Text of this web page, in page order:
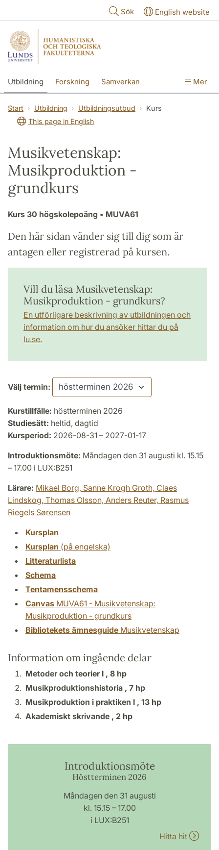
Sök English website
Utbildning Forskning Samverkan Mer
Start Utbildning Utbildningsutbud
Kurs
This page in English
Musikvetenskap:
Musikproduktion -
grundkurs
Kurs 30 högskolepoäng • MUVA61
Den här sidan vänder sig till dig som är
antagen eller registrerad på kursen.
Vill du läsa Musikvetenskap:
Musikproduktion - grundkurs?
En utförligare beskrivning av utbildningen och
information om hur du ansöker hittar du på
lu.se.
Välj termin:
Kurstillfälle: höstterminen 2026
Studiesätt: heltid, dagtid
Kursperiod: 2026-08-31 – 2027-01-17
Introduktionsmöte: Måndagen den 31 augusti kl. 15.15
– 17.00 i LUX:B251
Lärare: Mikael Borg, Sanne Krogh Groth, Claes
Lindskog, Thomas Olsson, Anders Reuter, Rasmus
Riegels Sørensen
Kursplan
Kursplan (på engelska)
Litteraturlista
Schema
Tentamensschema
Canvas MUVA61 - Musikvetenskap:
Musikproduktion - grundkurs
Bibliotekets ämnesguide Musikvetenskap
Information om ingående delar
Metoder och teorier I , 8 hp
Musikproduktionshistoria , 7 hp
Musikproduktion i praktiken I , 13 hp
Akademiskt skrivande , 2 hp
Introduktionsmöte
Höstterminen 2026
Måndagen den 31 augusti
kl. 15.15 – 17.00
i LUX:B251
Hitta hit